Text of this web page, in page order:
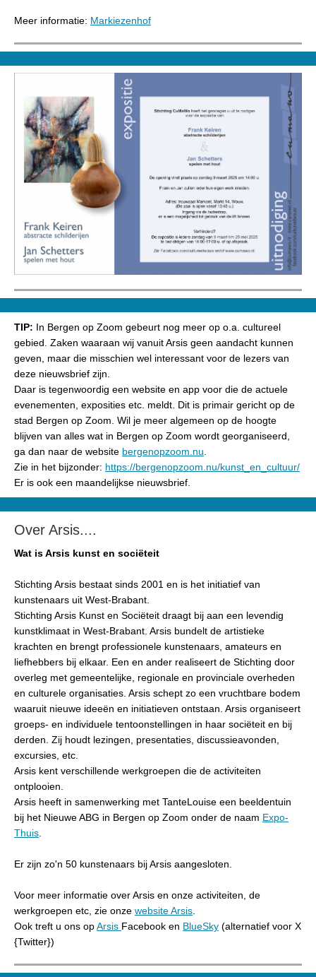
Meer informatie: Markiezenhof
TIP: In Bergen op Zoom gebeurt nog meer op o.a. cultureel
gebied. Zaken waaraan wij vanuit Arsis geen aandacht kunnen
geven, maar die misschien wel interessant voor de lezers van
deze nieuwsbrief zijn.
Daar is tegenwoordig een website en app voor die de actuele
evenementen, exposities etc. meldt. Dit is primair gericht op de
stad Bergen op Zoom. Wil je meer algemeen op de hoogte
blijven van alles wat in Bergen op Zoom wordt georganiseerd,
ga dan naar de website bergenopzoom.nu
Zie in het bijzonder: https://bergenopzoom.nu/kunst_en_cultuur/
Er is ook een maandelijkse nieuwsbrief.
Over Arsis....
Wat is Arsis kunst en sociëteit
Stichting Arsis bestaat sinds 2001 en is het initiatief van
kunstenaars uit West-Brabant.
Stichting Arsis Kunst en Sociëteit draagt bij aan een levendig
kunstklimaat in West-Brabant. Arsis bundelt de artistieke
krachten en brengt professionele kunstenaars, amateurs en
liefhebbers bij elkaar. Een en ander realiseert de Stichting door
overleg met gemeentelijke, regionale en provinciale overheden
en culturele organisaties. Arsis schept zo een vruchtbare bodem
waaruit nieuwe ideeën en initiatieven ontstaan. Arsis organiseert
groeps- en individuele tentoonstellingen in haar sociëteit en bij
derden. Zij houdt lezingen, presentaties, discussieavonden,
excursies, etc.
Arsis kent verschillende werkgroepen die de activiteiten
ontplooien.
Arsis heeft in samenwerking met TanteLouise een beeldentuin
bij het Nieuwe ABG in Bergen op Zoom onder de naam Expo-
Thuis
Er zijn zo'n 50 kunstenaars bij Arsis aangesloten.
Voor meer informatie over Arsis en onze activiteiten, de
werkgroepen etc, zie onze website Arsis
Ook treft u ons opArsis Facebook en BlueSky (alternatief voor X
{Twitter})